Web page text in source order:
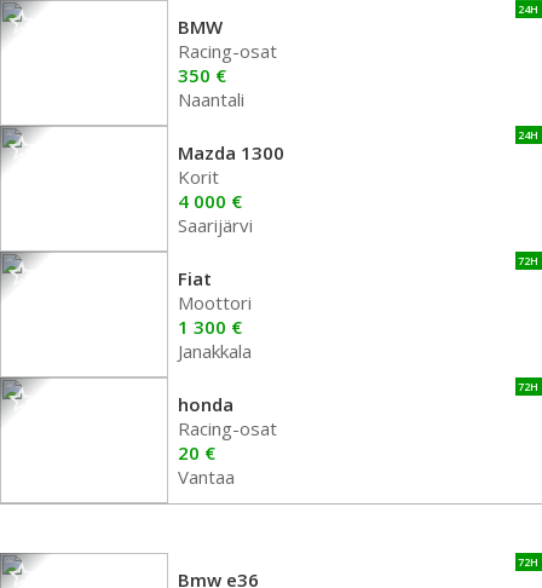
24H
BMW
Racing-osat
350 €
Naantali
24H
Mazda 1300
Korit
4 000 €
Saarijärvi
72H
Fiat
Moottori
1 300 €
Janakkala
72H
honda
Racing-osat
20 €
Vantaa
72H
Bmw e36